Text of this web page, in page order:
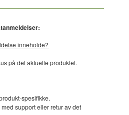
inneholde?
på det aktuelle produktet.
spesifikke.
support eller retur av det